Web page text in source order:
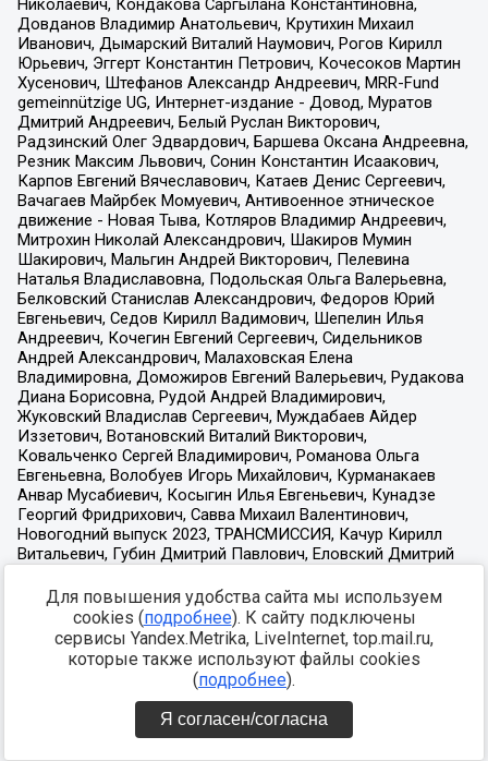
Для повышения удобства сайта мы используем
cookies (подробнее). К сайту подключены
сервисы Yandex.Metrika, LiveInternet, top.mail.ru,
которые также используют файлы cookies
(подробнее).
Я согласен/согласна